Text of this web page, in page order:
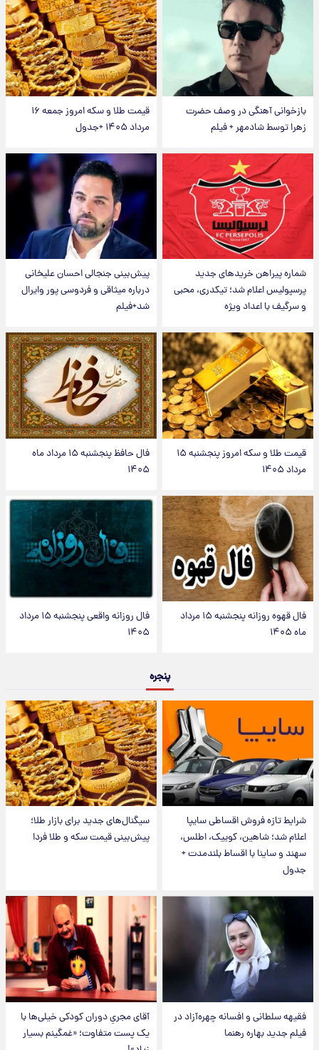
بازخوانی آهنگی در وصف حضرت
زهرا توسط شادمهر + فیلم
قیمت طلا و سکه امروز جمعه ۱۶
مرداد ۱۴۰۵ +جدول
شماره پیراهن خریدهای جدید
پرسپولیس اعلام شد؛ تیکدری، محبی
و سرگیف با اعداد ویژه
پیش‌بینی جنجالی احسان علیخانی
درباره میثاقی و فردوسی پور وایرال
شد+فیلم
قیمت طلا و سکه امروز پنجشنبه ۱۵
مرداد ۱۴۰۵
فال حافظ پنجشنبه ۱۵ مرداد ماه
۱۴۰۵
فال قهوه روزانه پنجشنبه ۱۵ مرداد
ماه ۱۴۰۵
فال روزانه واقعی پنجشنبه ۱۵ مرداد
۱۴۰۵
پنجره
شرایط تازه فروش اقساطی سایپا
اعلام شد؛ شاهین، کوییک، اطلس،
سهند و ساینا با اقساط بلندمدت +
جدول
سیگنال‌های جدید برای بازار طلا؛
پیش‌بینی قیمت سکه و طلا فردا
فقیهه سلطانی و افسانه چهره‌آزاد در
فیلم جدید بهاره رهنما
آقای مجریِ دوران کودکی خیلی‌ها با
یک پست متفاوت؛ «غمگینم بسیار